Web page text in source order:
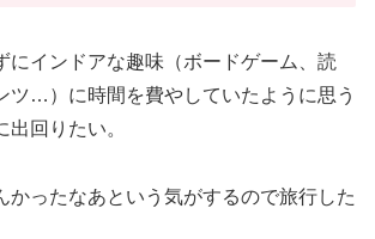
にインドアな趣味（ボードゲーム、読
ツ…）に時間を費やしていたように思う
回りたい。
かったなあという気がするので旅行した